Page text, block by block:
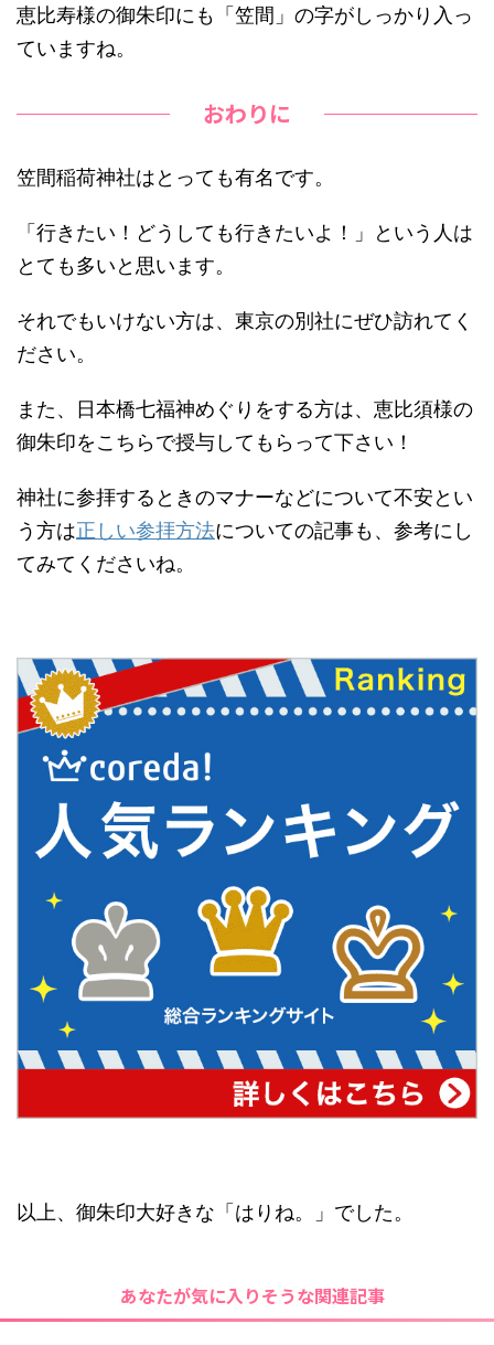
恵比寿様の御朱印にも「笠間」の字がしっかり入っ
ていますね。
おわりに
笠間稲荷神社はとっても有名です。
「行きたい！どうしても行きたいよ！」という人は
とても多いと思います。
それでもいけない方は、東京の別社にぜひ訪れてく
ださい。
また、日本橋七福神めぐりをする方は、恵比須様の
御朱印をこちらで授与してもらって下さい！
神社に参拝するときのマナーなどについて不安とい
う方は正しい参拝方法についての記事も、参考にし
てみてくださいね。
以上、御朱印大好きな「はりね。」でした。
あなたが気に入りそうな関連記事